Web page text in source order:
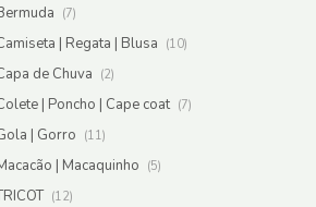
(7)
| Regata | Blusa (10)
de Chuva (2)
| Poncho | Cape coat (7)
| Gorro (11)
| Macaquinho (5)
(12)